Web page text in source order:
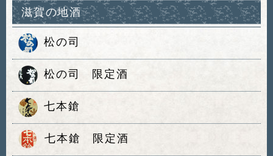
滋賀の地酒
松の司
松の司 限定酒
七本鎗
七本鎗 限定酒